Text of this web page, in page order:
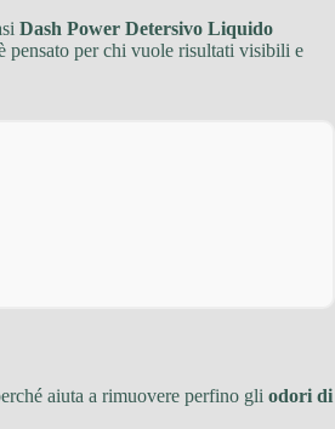
Dash Power Detersivo Liquido
pensato per chi vuole risultati visibili e
aiuta a rimuovere perfino gli odori di